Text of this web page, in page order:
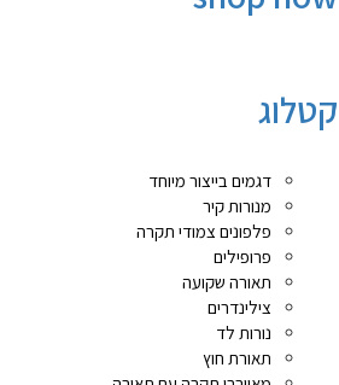
קטלוג
דגמים בייצור מיוחד
מנורות קיר
פלפונים צמודי תקרה
פרופילים
תאורה שקועה
צילינדרים
נורות לד
תאורת חוץ